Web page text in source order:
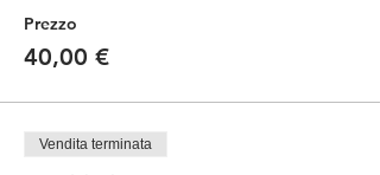
Prezzo
40,00 €
Vendita terminata